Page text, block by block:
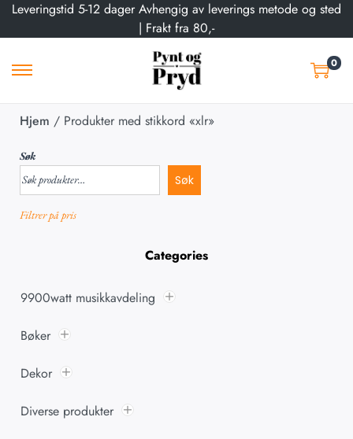
Leveringstid 5-12 dager Avhengig av leverings metode og sted
| Frakt fra 80,-
0
Hjem / Produkter med stikkord «xlr»
Søk
Søk
Filtrer på pris
Categories
9900watt musikkavdeling
Bøker
Dekor
Diverse produkter